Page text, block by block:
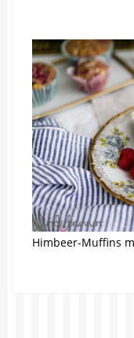
Himbeer-Muffins